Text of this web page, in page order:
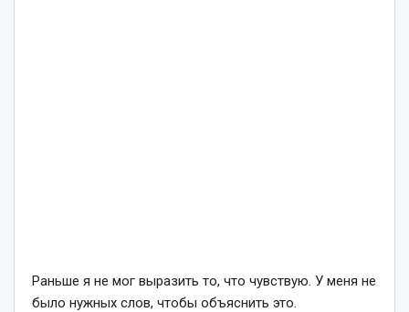
Раньше я не мог выразить то, что чувствую. У меня не
было нужных слов, чтобы объяснить это.